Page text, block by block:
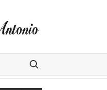
Buscar: